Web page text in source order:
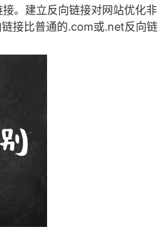
。建立反向链接对网站优化非
接比普通的.com或.net反向链